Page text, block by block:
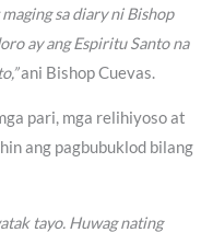
sa diary ni Bishop
ay ang Espiritu Santo na
ani Bishop Cuevas.
pari, mga relihiyoso at
ang pagbubuklod bilang
tayo. Huwag nating